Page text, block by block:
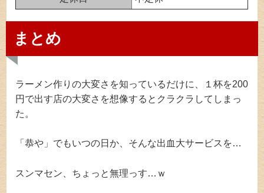
まとめ
ラーメン作りの大変さを知っているだけに、１杯を200
円で出す店の大変さを想像するとクラクラしてしまっ
た。
「恭や」でもいつの日か、そんな出血大サービスを…
スンマセン、ちょっと無理っす…ｗ